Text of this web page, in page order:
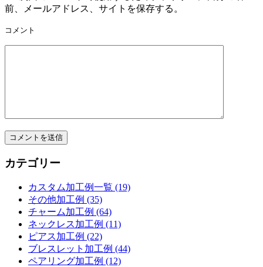
前、メールアドレス、サイトを保存する。
コメント
カテゴリー
カスタム加工例一覧 (19)
その他加工例 (35)
チャーム加工例 (64)
ネックレス加工例 (11)
ピアス加工例 (22)
ブレスレット加工例 (44)
ペアリング加工例 (12)